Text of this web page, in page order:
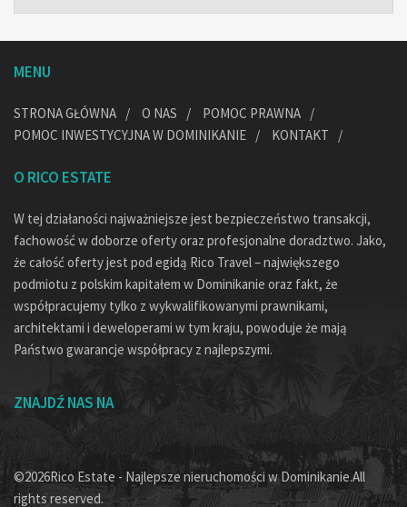
MENU
STRONA GŁÓWNA O NAS
POMOC PRAWNA
POMOC INWESTYCYJNA W DOMINIKANIE
KONTAKT
O RICO ESTATE
W tej działaności najważniejsze jest bezpieczeństwo transakcji,
fachowość w doborze oferty oraz profesjonalne doradztwo. Jako,
że całość oferty jest pod egidą Rico Travel – największego
podmiotu z polskim kapitałem w Dominikanie oraz fakt, że
współpracujemy tylko z wykwalifikowanymi prawnikami,
architektami i deweloperami w tym kraju, powoduje że mają
Państwo gwarancje współpracy z najlepszymi.
ZNAJDŹ NAS NA
©2026Rico Estate - Najlepsze nieruchomości w Dominikanie.All
rights reserved.